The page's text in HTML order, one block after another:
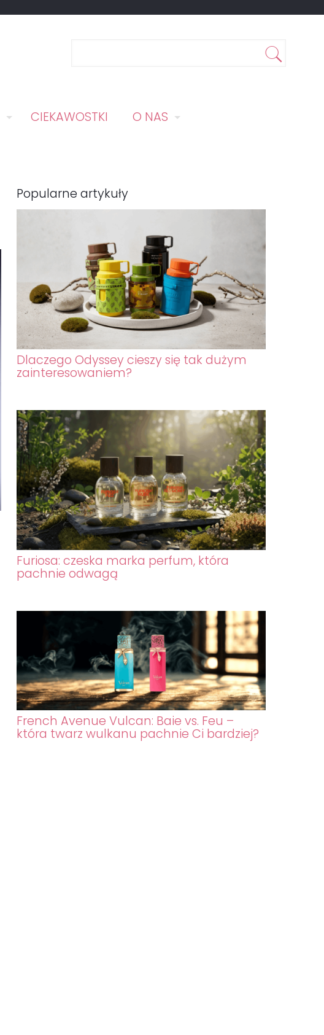
CIEKAWOSTKI O NAS
Popularne artykuły
Dlaczego Odyssey cieszy się tak dużym
zainteresowaniem?
Furiosa: czeska marka perfum, która
pachnie odwagą
French Avenue Vulcan: Baie vs. Feu –
która twarz wulkanu pachnie Ci bardziej?